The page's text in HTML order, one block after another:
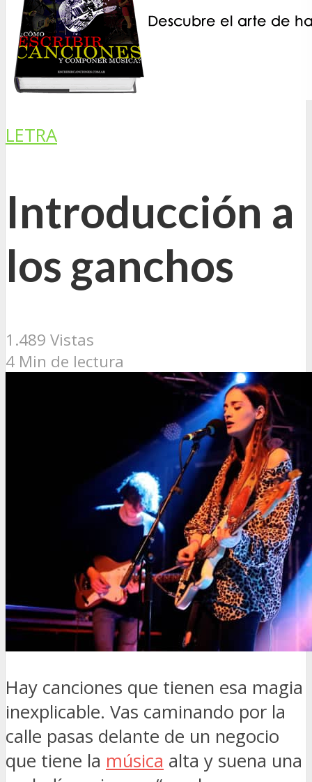
LETRA
Introducción a
los ganchos
1.489 Vistas
4 Min de lectura
Hay canciones que tienen esa magia
inexplicable. Vas caminando por la
calle pasas delante de un negocio
que tiene la música alta y suena una